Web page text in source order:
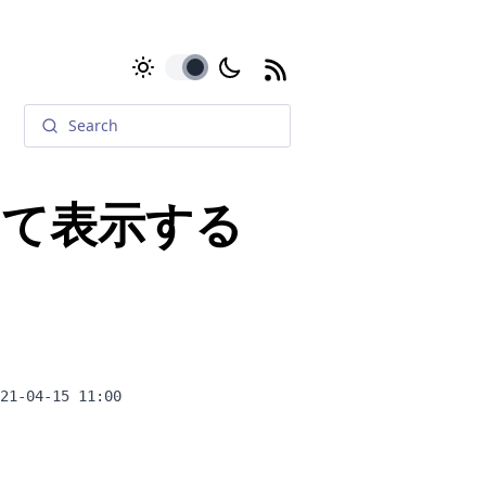
toggle
表示する
04-15 11:00